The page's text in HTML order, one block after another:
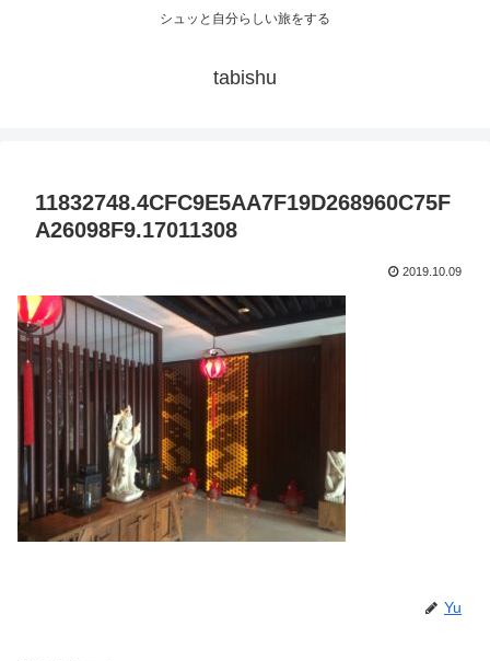
シュッと自分らしい旅をする
tabishu
11832748.4CFC9E5AA7F19D268960C75F
A26098F9.17011308
2019.10.09
Yu